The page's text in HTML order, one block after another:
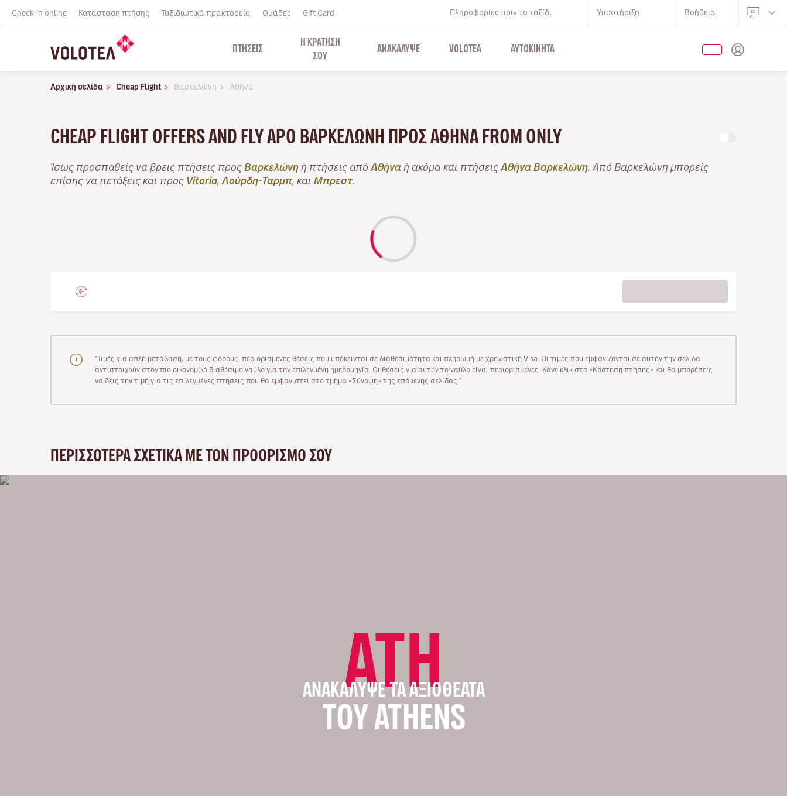
Check-in online Κατάσταση πτήσης Ταξιδιωτικά πρακτορεία Ομάδες Gift Card Πληροφορίες πριν το ταξίδι Υποστήριξη Βοήθεια
ΠΤΉΣΕΙΣ
Η ΚΡΑΤΗΣΗ
ΣΟΥ
ΑΝΑΚΑΛΥΨΕ VOLOTEA ΑΥΤΟΚΊΝΗΤΑ
Αρχική σελίδα Cheap Flight Βαρκελώνη Αθήνα
CHEAP FLIGHT OFFERS AND FLY APO ΒΑΡΚΕΛΏΝΗ ΠΡΟΣ ΑΘΉΝΑ FROM ONLY
Ίσως προσπαθείς να βρεις πτήσεις προς Βαρκελώνη ή πτήσεις από Αθήνα ή ακόμα και πτήσεις Αθήνα Βαρκελώνη . Από Βαρκελώνη μπορείς
επίσης να πετάξεις και προς Vitoria Λούρδη-Ταρμπ , και Μπρεστ.
"Τιμές για απλή μετάβαση, με τους φόρους, περιορισμένες θέσεις που υπόκεινται σε διαθεσιμότητα και πληρωμή με χρεωστική Visa. Οι τιμές που εμφανίζονται σε αυτήν την σελίδα
αντιστοιχούν στον πιο οικονομικό διαθέσιμο ναύλο για την επιλεγμένη ημερομηνία. Οι θέσεις για αυτόν το ναύλο είναι περιορισμένες. Κάνε κλικ στο «Κράτηση πτήσης» και θα μπορέσεις
να δεις την τιμή για τις επιλεγμένες πτήσεις που θα εμφανιστεί στο τμήμα «Σύνοψη» της επόμενης σελίδας."
ΠΕΡΙΣΣΌΤΕΡΑ ΣΧΕΤΙΚΆ ΜΕ ΤΟΝ ΠΡΟΟΡΙΣΜΌ ΣΟΥ
ATH
ΑΝΑΚΆΛΥΨΕ ΤΑ ΑΞΙΟΘΈΑΤΑ
ΤΟΥ ATHENS